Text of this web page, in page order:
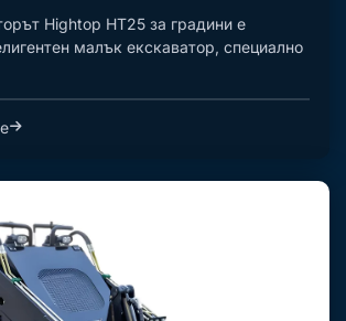
Hightop HT25 за градини е
малък екскаватор, специално